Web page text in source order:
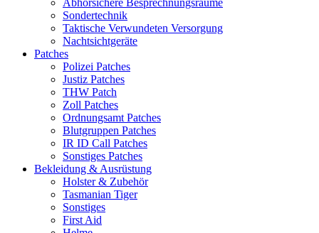
Sondertechnik
Taktische Verwundeten Versorgung
Nachtsichtgeräte
Patches
Polizei Patches
Justiz Patches
THW Patch
Zoll Patches
Ordnungsamt Patches
Blutgruppen Patches
IR ID Call Patches
Sonstiges Patches
Bekleidung & Ausrüstung
Holster & Zubehör
Tasmanian Tiger
Sonstiges
First Aid